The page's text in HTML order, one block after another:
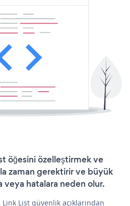
öğesini özelleştirmek ve
zaman gerektirir ve büyük
veya hatalara neden olur.
List güvenlik açıklarından